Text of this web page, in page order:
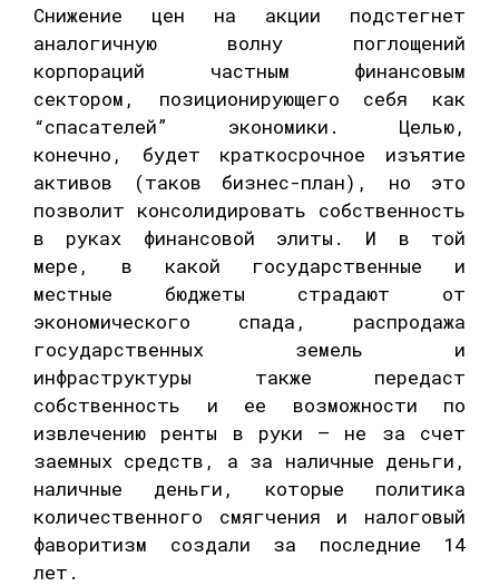
Снижение цен на акции подстегнет
аналогичную волну поглощений
корпораций частным финансовым
сектором, позиционирующего себя как
“спасателей” экономики. Целью,
конечно, будет краткосрочное изъятие
активов (таков бизнес-план), но это
позволит консолидировать собственность
в руках финансовой элиты. И в той
мере, в какой государственные и
местные бюджеты страдают от
экономического спада, распродажа
государственных земель и
инфраструктуры также передаст
собственность и ее возможности по
извлечению ренты в руки — не за счет
заемных средств, а за наличные деньги,
наличные деньги, которые политика
количественного смягчения и налоговый
фаворитизм создали за последние 14
лет.